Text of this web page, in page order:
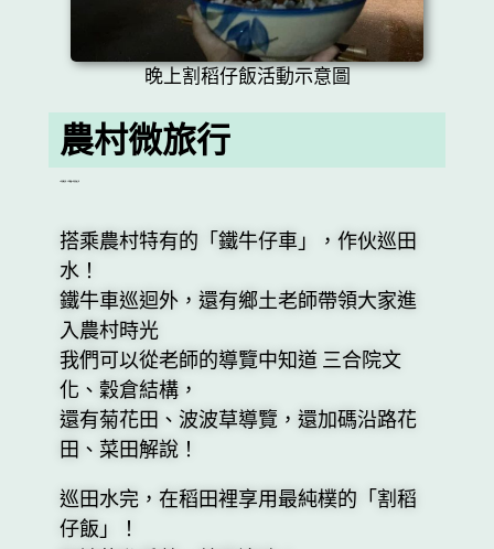
晚上割稻仔飯活動示意圖
農村微旅行
搭乘農村特有的「鐵牛仔車」，作伙巡田
水！
鐵牛車巡迴外，還有鄉土老師帶領大家進
入農村時光
我們可以從老師的導覽中知道 三合院文
化、穀倉結構，
還有菊花田、波波草導覽，還加碼沿路花
田、菜田解說！
巡田水完，在稻田裡享用最純樸的「割稻
仔飯」！